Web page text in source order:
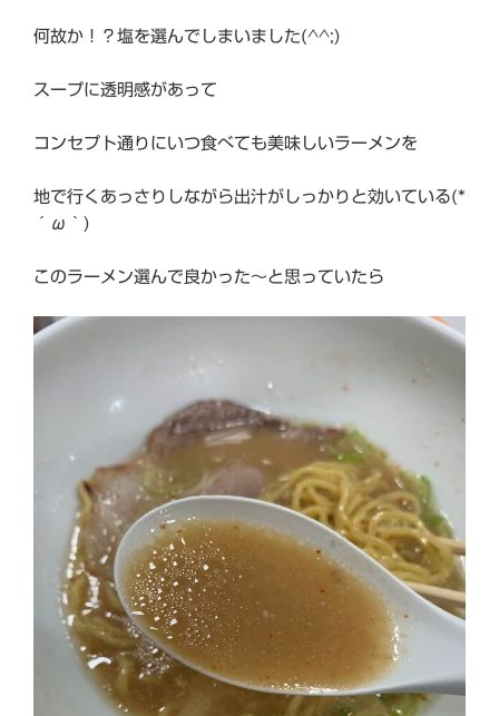
何故か！？塩を選んでしまいました(^^;)
スープに透明感があって
コンセプト通りにいつ食べても美味しいラーメンを
地で行くあっさりしながら出汁がしっかりと効いている(*
´ω｀)
このラーメン選んで良かった～と思っていたら